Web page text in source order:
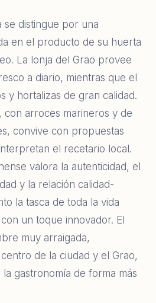
se distingue por una
en el producto de su huerta
La lonja del Grao provee
a diario, mientras que el
y hortalizas de gran calidad.
con arroces marineros y de
convive con propuestas
el recetario local.
valora la autenticidad, el
y la relación calidad-
la tasca de toda la vida
un toque innovador. El
muy arraigada,
de la ciudad y el Grao,
gastronomía de forma más